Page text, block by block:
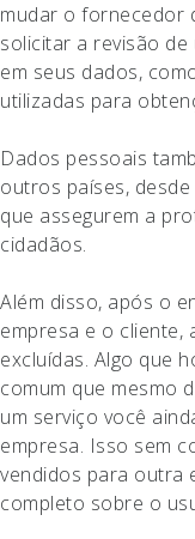
mudar o fornecedor
solicitar a revisão
em seus dados,
utilizadas para
Dados pessoais
outros países,
que assegurem a
cidadãos.
Além disso, após o
empresa e o cliente,
excluídas. Algo que
comum que mesmo
um serviço você
empresa. Isso sem
vendidos para outra
completo sobre o